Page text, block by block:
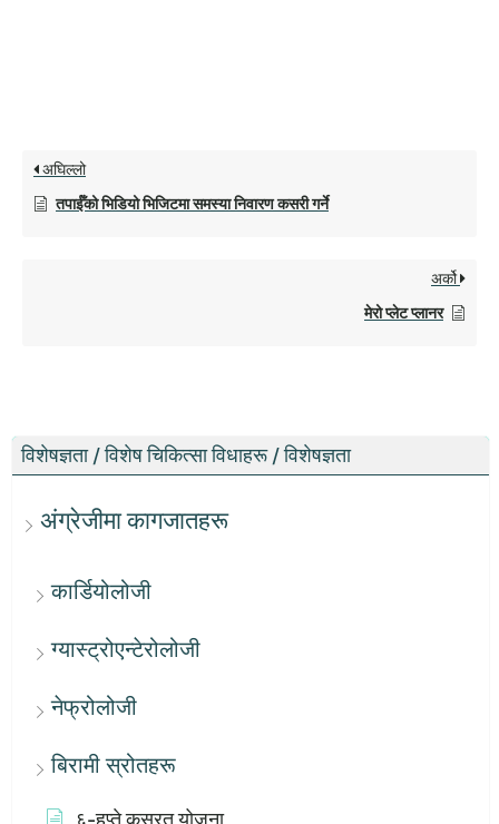
विशेषज्ञता / विशेष चिकित्सा विधाहरू / विशेषज्ञता
अंग्रेजीमा कागजातहरू
कार्डियोलोजी
ग्यास्ट्रोएन्टेरोलोजी
नेफ्रोलोजी
बिरामी स्रोतहरू
अघिल्लो
तपाईँको भिडियो भिजिटमा समस्या निवारण कसरी गर्ने
अर्को
मेरो प्लेट प्लानर